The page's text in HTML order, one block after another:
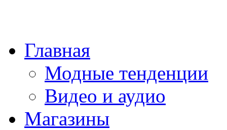
Главная
Модные тенденции
Видео и аудио
Магазины